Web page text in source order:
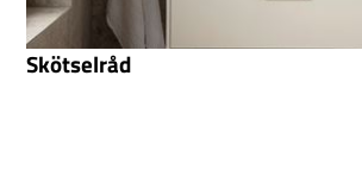
Skötselråd